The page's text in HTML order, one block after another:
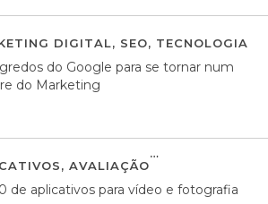
DIGITAL, SEO, TECNOLOGIA
do Google para se tornar num
do Marketing
, AVALIAÇÃO
de aplicativos para vídeo e fotografia